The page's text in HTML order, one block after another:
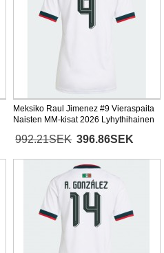
Meksiko Raul Jimenez #9 Vieraspaita
Naisten MM-kisat 2026 Lyhythihainen
992.21SEK 396.86SEK